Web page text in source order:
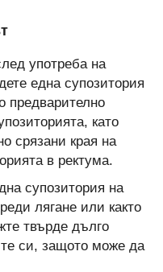
употреба на
една супозитория
предварително
като
срязани края на
в ректума.
супозитория на
лягане или както
твърде дълго
си, защото може да